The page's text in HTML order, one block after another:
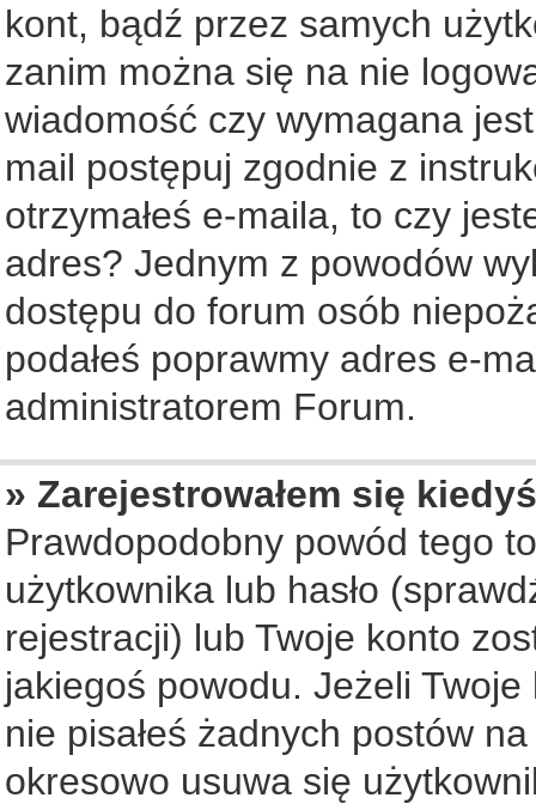
kont, bądź przez samych
zanim można się na nie
wiadomość czy wymagana
mail postępuj zgodnie z
otrzymałeś e-maila, to czy
adres? Jednym z powodów
dostępu do forum osób
podałeś poprawmy adres e-
administratorem Forum.
» Zarejestrowałem się
Prawdopodobny powód tego
użytkownika lub hasło
rejestracji) lub Twoje konto
jakiegoś powodu. Jeżeli
nie pisałeś żadnych postów
okresowo usuwa się